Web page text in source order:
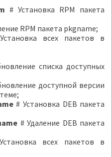
# Установка RPM пакета
RPM пакета pkgname;
всех пакетов в
списка доступных
доступной версии
# Установка DEB пакета
# Удаление DEB пакета
всех пакетов в